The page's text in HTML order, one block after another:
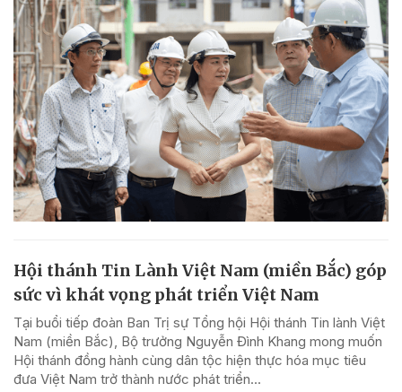
Hội thánh Tin Lành Việt Nam (miền Bắc) góp
sức vì khát vọng phát triển Việt Nam
Tại buổi tiếp đoàn Ban Trị sự Tổng hội Hội thánh Tin lành Việt
Nam (miền Bắc), Bộ trưởng Nguyễn Đình Khang mong muốn
Hội thánh đồng hành cùng dân tộc hiện thực hóa mục tiêu
đưa Việt Nam trở thành nước phát triển...